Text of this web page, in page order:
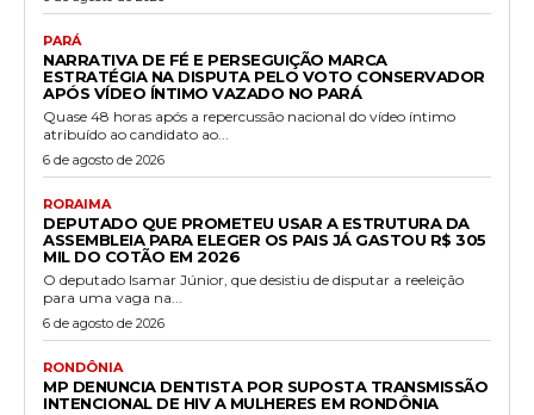
PARÁ
NARRATIVA DE FÉ E PERSEGUIÇÃO MARCA
ESTRATÉGIA NA DISPUTA PELO VOTO CONSERVADOR
APÓS VÍDEO ÍNTIMO VAZADO NO PARÁ
Quase 48 horas após a repercussão nacional do vídeo íntimo
atribuído ao candidato ao...
6 de agosto de 2026
RORAIMA
DEPUTADO QUE PROMETEU USAR A ESTRUTURA DA
ASSEMBLEIA PARA ELEGER OS PAIS JÁ GASTOU R$ 305
MIL DO COTÃO EM 2026
O deputado Isamar Júnior, que desistiu de disputar a reeleição
para uma vaga na...
6 de agosto de 2026
RONDÔNIA
MP DENUNCIA DENTISTA POR SUPOSTA TRANSMISSÃO
INTENCIONAL DE HIV A MULHERES EM RONDÔNIA